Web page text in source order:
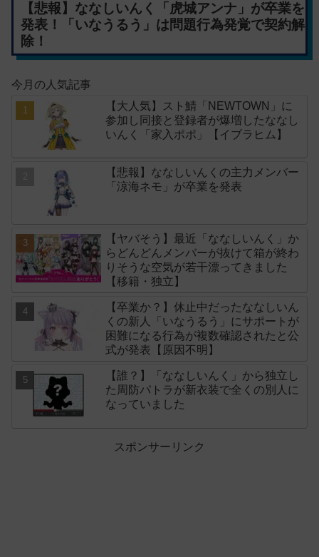
【悲報】ななしいんく「虎城アンナ」が卒業を
発表！「いなうるう」は問題行為発覚で契約解
除！
今月の人気記事
【大人気】スト鯖「NEWTOWN」に
参加し同接と登録者が爆増したななし
いんく「家入ポポ」【イブラヒム】
【悲報】ななしいんくの主力メンバー
「涼海ネモ」が卒業を発表
【ヤバそう】最近「ななしいんく」か
らどんどんメンバーが抜けて箱が終わ
りそうな空気が若干漂ってきました
【移籍・独立】
【卒業か？】休止中だったななしいん
くの新人「いなうるう」にサポートが
困難になる行為が複数確認されたと公
式が発表【原因不明】
【誰？】「ななしいんく」から独立し
た周防パトラが新衣装で全くの別人に
なっていました
スポンサーリンク